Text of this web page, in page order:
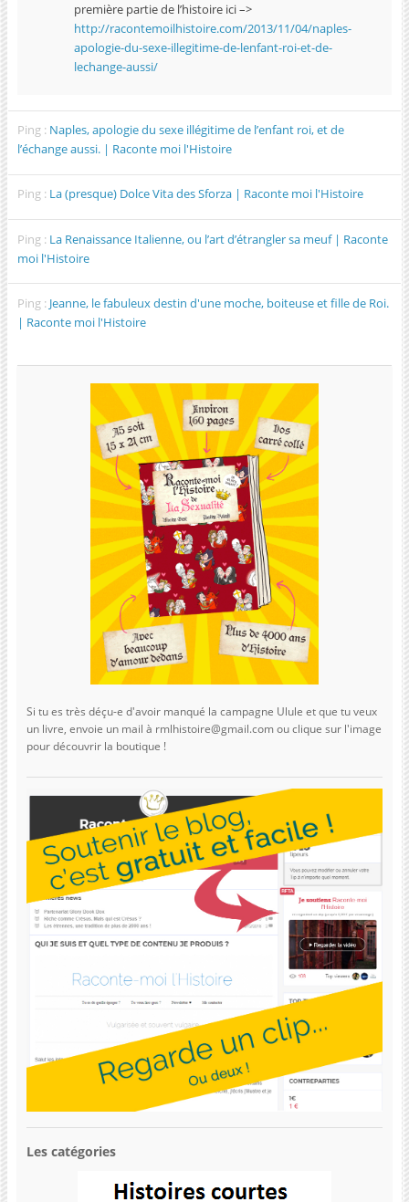
première partie de l’histoire ici –>
http://racontemoilhistoire.com/2013/11/04/naples-
apologie-du-sexe-illegitime-de-lenfant-roi-et-de-
lechange-aussi/
Ping : Naples, apologie du sexe illégitime de l’enfant roi, et de
l’échange aussi. | Raconte moi l'Histoire
Ping : La (presque) Dolce Vita des Sforza | Raconte moi l'Histoire
Ping : La Renaissance Italienne, ou l’art d’étrangler sa meuf | Raconte
moi l'Histoire
Ping : Jeanne, le fabuleux destin d'une moche, boiteuse et fille de Roi.
| Raconte moi l'Histoire
Si tu es très déçu-e d'avoir manqué la campagne Ulule et que tu veux
un livre, envoie un mail à rmlhistoire@gmail.com ou clique sur l'image
pour découvrir la boutique !
Les catégories